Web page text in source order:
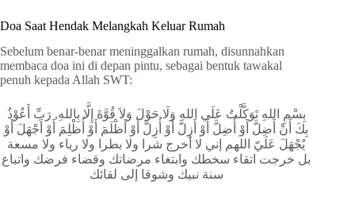
Doa Saat Hendak Melangkah Keluar Rumah
Sebelum benar-benar meninggalkan rumah, disunnahkan
membaca doa ini di depan pintu, sebagai bentuk tawakal
penuh kepada Allah SWT:
بِسْمِ اللهِ تَوَكَّلْتُ عَلَي اللهِ وَلَا حَوْلَ وَلاَ قُوَّةَ إِلَّا بِاللهِ, رَبِّ أَعُوْذُ
بِكَ أَنْ أَضِلَّ أَوْ أُضِلَّ أَوْ أَزِلَّ أَوْ أُزِلَّ أَوْ أَظْلَمَ أَوْ أُظْلِمَ أَوْ أَجْهَلَ أَوْ
يُجْهَلَ عَلَيّ اللهم إني لا أخرج شرا ولا بطرا ولا رياء ولا مسعة
بل خرجت اتقاء سخطك وابتغاء مرضاتك وقضاء فرضك واتباع
سنة نبيك وشوقا إلى لقائك